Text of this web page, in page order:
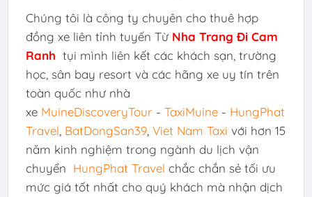
Chúng tôi là công ty chuyên cho thuê hợp
đồng xe liên tỉnh tuyến Từ Nha Trang Đi Cam
Ranh tụi mình liên kết các khách sạn, trường
học, sân bay resort và các hãng xe uy tín trên
toàn quốc như nhà
xe MuineDiscoveryTour- TaxiMuine- HungPhat
Travel BatDongSan39, Viet Nam Taxi với hơn 15
năm kinh nghiệm trong ngành du lịch vận
chuyển HungPhat Travel chắc chắn sẻ tối ưu
mức giá tốt nhất cho quý khách mà nhận dịch